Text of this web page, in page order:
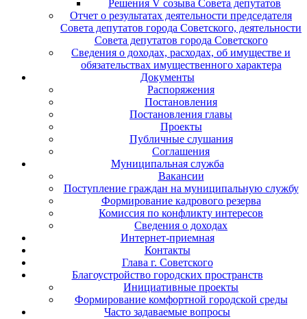
Решения V созыва Совета депутатов
Отчет о результатах деятельности председателя
Совета депутатов города Советского, деятельности
Совета депутатов города Советского
Сведения о доходах, расходах, об имуществе и
обязательствах имущественного характера
Документы
Распоряжения
Постановления
Постановления главы
Проекты
Публичные слушания
Соглашения
Муниципальная служба
Вакансии
Поступление граждан на муниципальную службу
Формирование кадрового резерва
Комиссия по конфликту интересов
Сведения о доходах
Интернет-приемная
Контакты
Глава г. Советского
Благоустройство городских пространств
Инициативные проекты
Формирование комфортной городской среды
Часто задаваемые вопросы